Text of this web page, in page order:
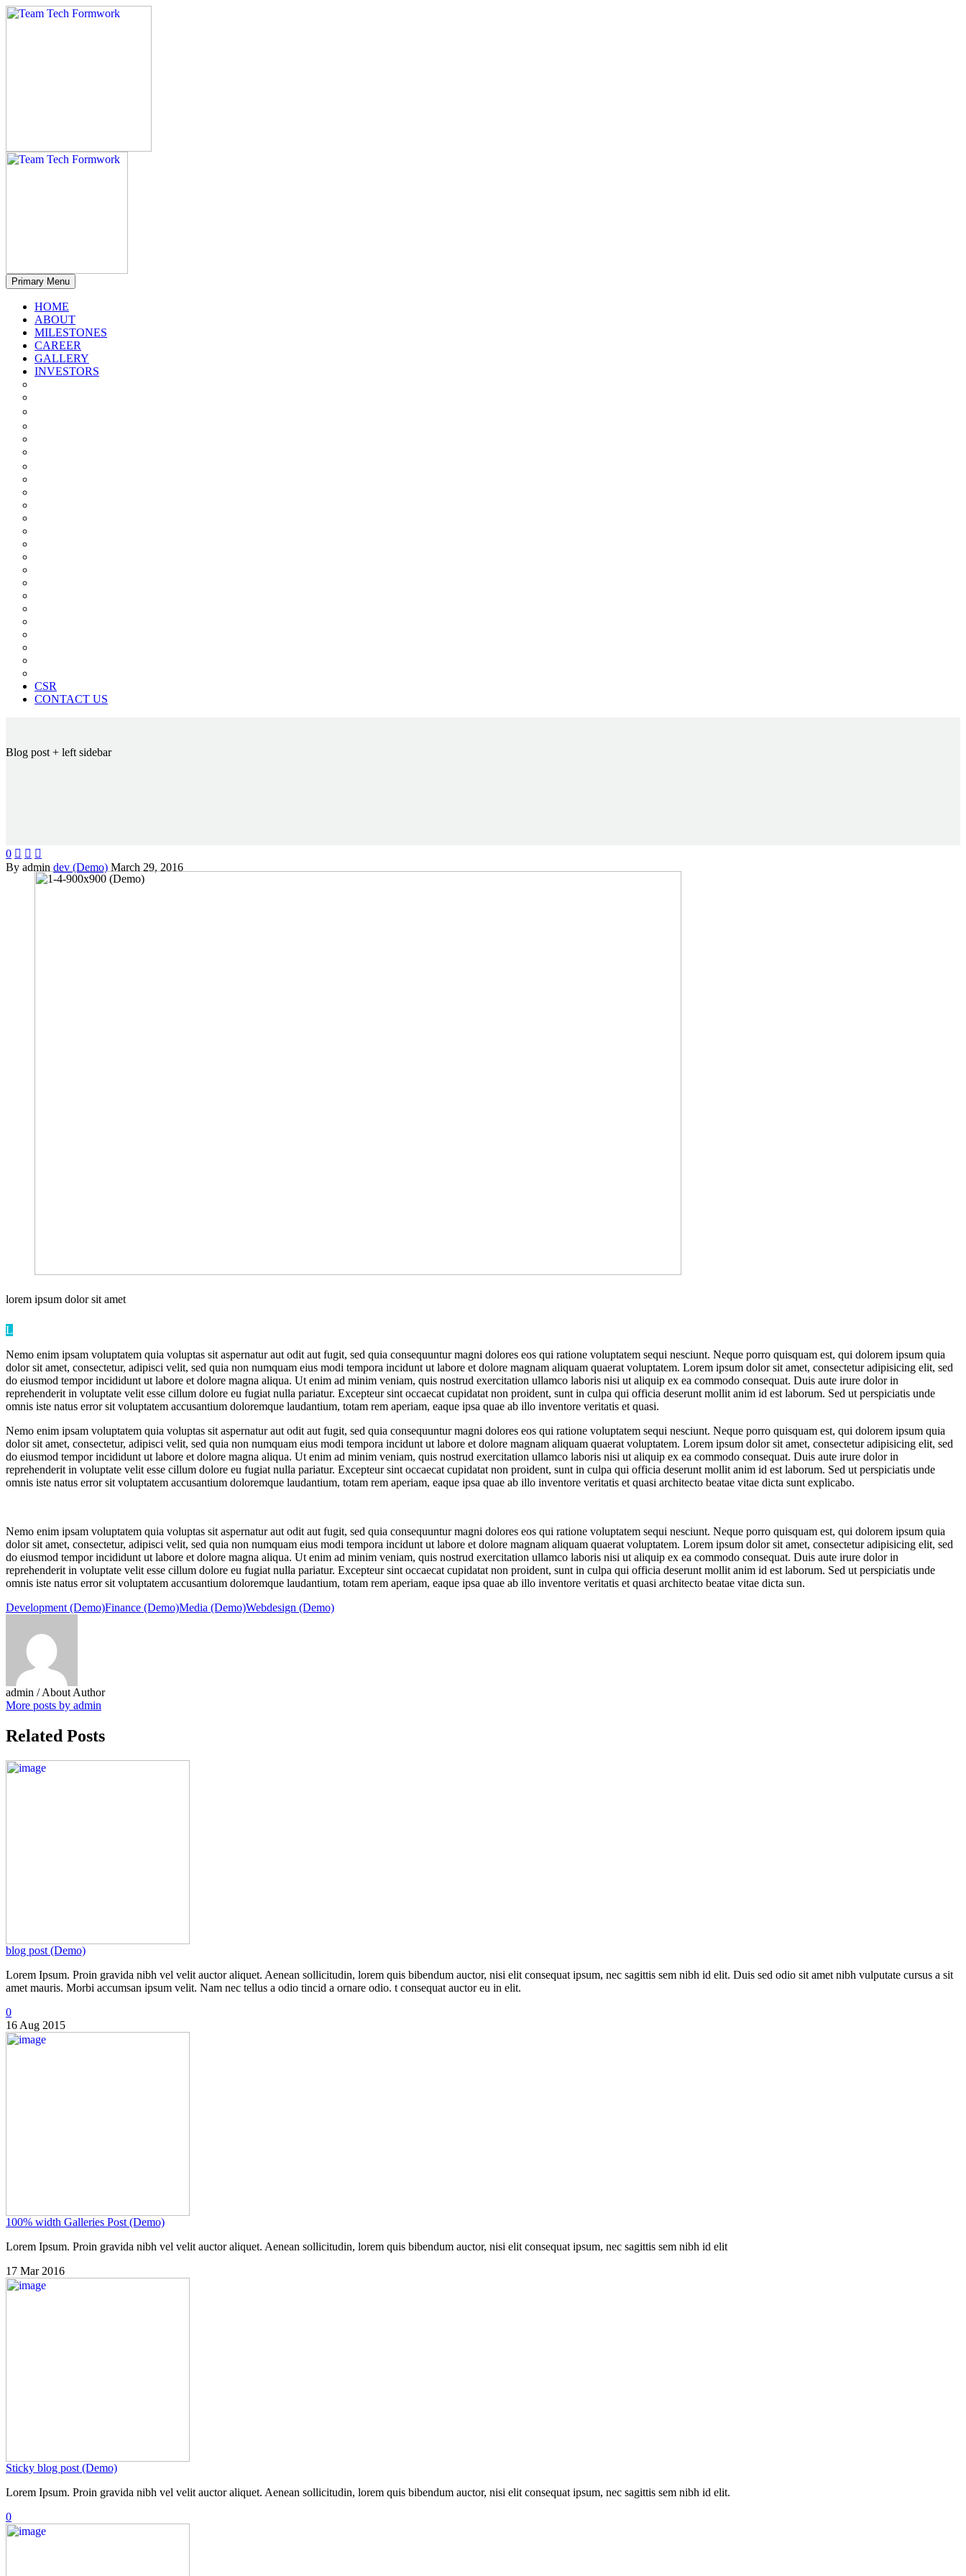
Primary Menu
HOME
ABOUT
MILESTONES
CAREER
GALLERY
INVESTORS
CSR
CONTACT US
Blog post + left sidebar
0   
By admin dev (Demo) March 29, 2016
lorem ipsum dolor sit amet
L
Nemo enim ipsam voluptatem quia voluptas sit aspernatur aut odit aut fugit, sed quia consequuntur magni dolores eos qui ratione voluptatem sequi nesciunt. Neque porro quisquam est, qui dolorem ipsum quia
dolor sit amet, consectetur, adipisci velit, sed quia non numquam eius modi tempora incidunt ut labore et dolore magnam aliquam quaerat voluptatem. Lorem ipsum dolor sit amet, consectetur adipisicing elit, sed
do eiusmod tempor incididunt ut labore et dolore magna aliqua. Ut enim ad minim veniam, quis nostrud exercitation ullamco laboris nisi ut aliquip ex ea commodo consequat. Duis aute irure dolor in
reprehenderit in voluptate velit esse cillum dolore eu fugiat nulla pariatur. Excepteur sint occaecat cupidatat non proident, sunt in culpa qui officia deserunt mollit anim id est laborum. Sed ut perspiciatis unde
omnis iste natus error sit voluptatem accusantium doloremque laudantium, totam rem aperiam, eaque ipsa quae ab illo inventore veritatis et quasi.
Nemo enim ipsam voluptatem quia voluptas sit aspernatur aut odit aut fugit, sed quia consequuntur magni dolores eos qui ratione voluptatem sequi nesciunt. Neque porro quisquam est, qui dolorem ipsum quia
dolor sit amet, consectetur, adipisci velit, sed quia non numquam eius modi tempora incidunt ut labore et dolore magnam aliquam quaerat voluptatem. Lorem ipsum dolor sit amet, consectetur adipisicing elit, sed
do eiusmod tempor incididunt ut labore et dolore magna aliqua. Ut enim ad minim veniam, quis nostrud exercitation ullamco laboris nisi ut aliquip ex ea commodo consequat. Duis aute irure dolor in
reprehenderit in voluptate velit esse cillum dolore eu fugiat nulla pariatur. Excepteur sint occaecat cupidatat non proident, sunt in culpa qui officia deserunt mollit anim id est laborum. Sed ut perspiciatis unde
omnis iste natus error sit voluptatem accusantium doloremque laudantium, totam rem aperiam, eaque ipsa quae ab illo inventore veritatis et quasi architecto beatae vitae dicta sunt explicabo.
Nemo enim ipsam voluptatem quia voluptas sit aspernatur aut odit aut fugit, sed quia consequuntur magni dolores eos qui ratione voluptatem sequi nesciunt. Neque porro quisquam est, qui dolorem ipsum quia
dolor sit amet, consectetur, adipisci velit, sed quia non numquam eius modi tempora incidunt ut labore et dolore magnam aliquam quaerat voluptatem. Lorem ipsum dolor sit amet, consectetur adipisicing elit, sed
do eiusmod tempor incididunt ut labore et dolore magna aliqua. Ut enim ad minim veniam, quis nostrud exercitation ullamco laboris nisi ut aliquip ex ea commodo consequat. Duis aute irure dolor in
reprehenderit in voluptate velit esse cillum dolore eu fugiat nulla pariatur. Excepteur sint occaecat cupidatat non proident, sunt in culpa qui officia deserunt mollit anim id est laborum. Sed ut perspiciatis unde
omnis iste natus error sit voluptatem accusantium doloremque laudantium, totam rem aperiam, eaque ipsa quae ab illo inventore veritatis et quasi architecto beatae vitae dicta sun.
Development (Demo)Finance (Demo)Media (Demo)Webdesign (Demo)
admin / About Author
More posts by admin
Related Posts
blog post (Demo)
Lorem Ipsum. Proin gravida nibh vel velit auctor aliquet. Aenean sollicitudin, lorem quis bibendum auctor, nisi elit consequat ipsum, nec sagittis sem nibh id elit. Duis sed odio sit amet nibh vulputate cursus a sit
amet mauris. Morbi accumsan ipsum velit. Nam nec tellus a odio tincid a ornare odio. t consequat auctor eu in elit.
0
16 Aug 2015
100% width Galleries Post (Demo)
Lorem Ipsum. Proin gravida nibh vel velit auctor aliquet. Aenean sollicitudin, lorem quis bibendum auctor, nisi elit consequat ipsum, nec sagittis sem nibh id elit
17 Mar 2016
Sticky blog post (Demo)
Lorem Ipsum. Proin gravida nibh vel velit auctor aliquet. Aenean sollicitudin, lorem quis bibendum auctor, nisi elit consequat ipsum, nec sagittis sem nibh id elit.
0